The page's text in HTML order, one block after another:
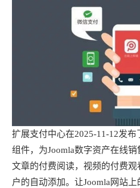
扩展支付中心在2025-11-12发
组件，为Joomla数字资产在线
文章的付费阅读，视频的付费
户的自动添加。让Joomla网站